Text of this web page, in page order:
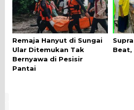
Remaja Hanyut di Sungai
Ular Ditemukan Tak
Bernyawa di Pesisir
Pantai
Beat,